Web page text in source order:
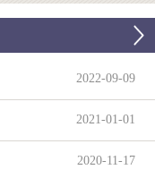
2022-09-09
2021 -01 -01
2020-11 -17